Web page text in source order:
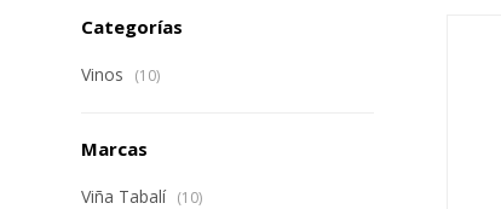
Categorías
Vinos (10)
Marcas
Viña Tabalí (10)